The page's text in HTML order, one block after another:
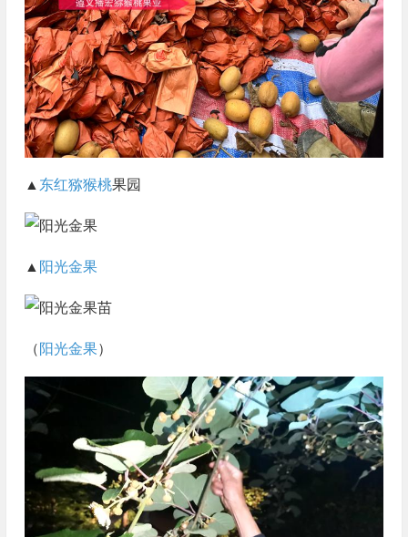
▲ 东红猕猴桃果园
▲ 阳光金果
（ 阳光金果）